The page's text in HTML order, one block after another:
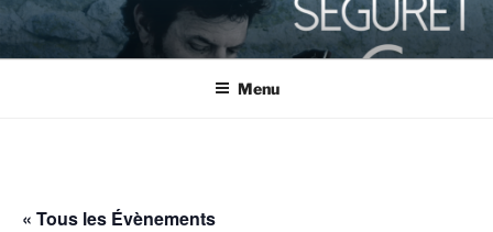
Aller
au
contenu
Menu
« Tous les Évènements